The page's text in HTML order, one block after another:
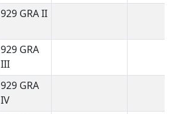
929 GRA II
929 GRA
III
929 GRA
IV